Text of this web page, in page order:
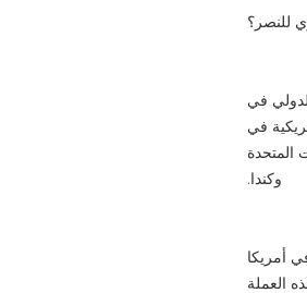
للنصر؟
في
في
المتحدة
وكندا.
الأثرية في أمريكا
العملة